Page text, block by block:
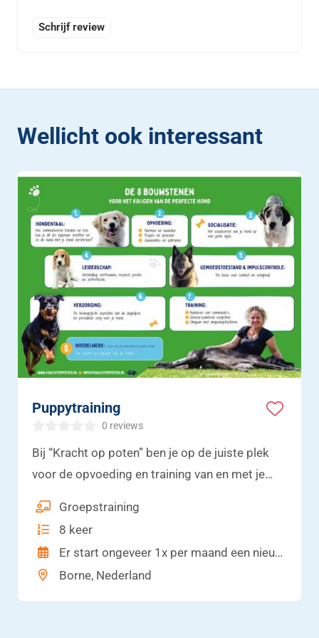
Schrijf review
Wellicht ook interessant
Puppytraining
0 reviews
Bij “Kracht op poten” ben je op de juiste plek
voor de opvoeding en training van en met je
impulscontrole, verzorging en plezier! Ik
begeleid jou en je familie bij de opvoeding van
je pup.
Groepstraining
8 keer
Er start ongeveer 1x per maand een nieuwe pupgroep.
Borne, Nederland